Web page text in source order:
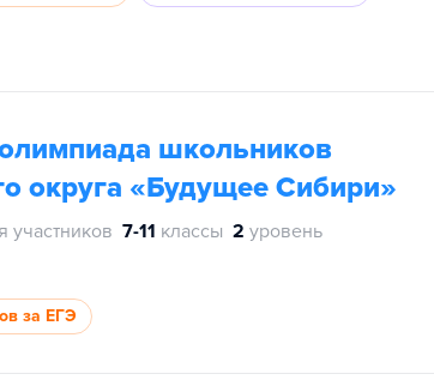
школьников
округа «Будущее Сибири»
участников 7-11 классы 2 уровень
за ЕГЭ